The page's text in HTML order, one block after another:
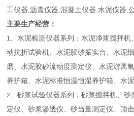
工仪器,沥青仪器,混凝土仪器,水泥仪器,
主要生产经营：
1、水泥检测仪器系列：水泥净浆搅拌
动抗折试验机、水泥胶砂振实台、水泥
磨、水泥胶砂流动度测定仪、水泥游离
养护箱、水泥标准恒温恒湿养护箱、水
2、砂浆试验仪器系列：砂浆搅拌机、砂
定仪、砂浆渗透仪、砂当量测定仪、顶